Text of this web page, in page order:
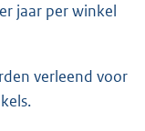
jaar per winkel
verleend voor